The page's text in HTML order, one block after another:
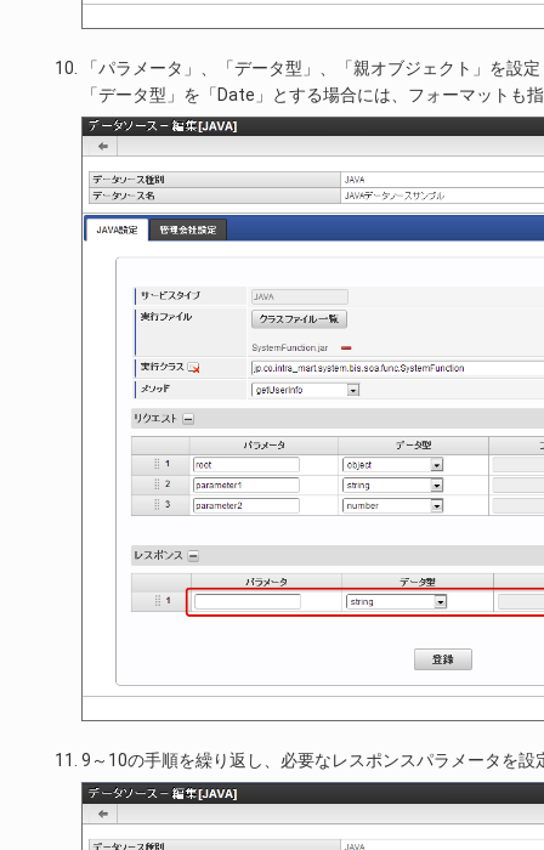
「パラメータ」、「データ型」、「親オブジェクト」を設
「データ型」を「Date」とする場合には、フォーマットも
9～10の手順を繰り返し、必要なレスポンスパラメータを設